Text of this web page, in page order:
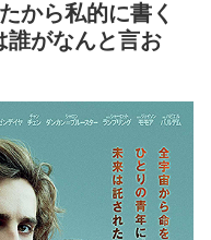
から私的に書く
誰がなんと言お